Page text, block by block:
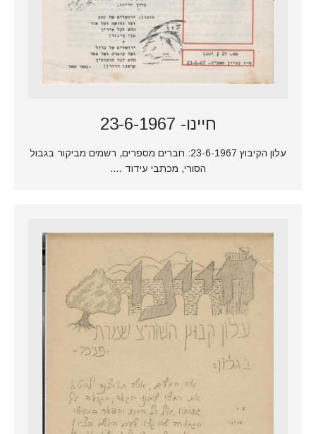
חיינו- 23-6-1967
עלון הקיבוץ 23-6-1967: חברים מספרים, רשמים מביקור בגבול
הסורי, מכתבי עידוד ….